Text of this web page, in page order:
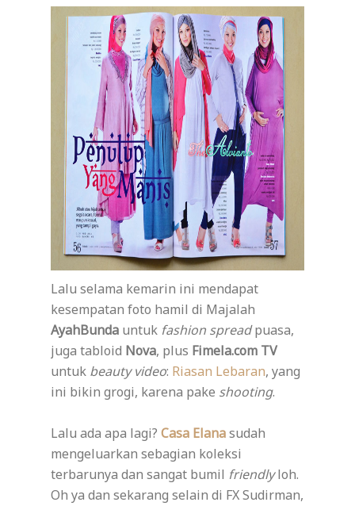
Lalu selama kemarin ini mendapat
kesempatan foto hamil di Majalah
AyahBunda untuk fashion spreadpuasa,
juga tabloid Nova, plus Fimela.com TV
untuk beauty video: Riasan Lebaran, yang
ini bikin grogi, karena pake shooting.
Lalu ada apa lagi? Casa Elanasudah
mengeluarkan sebagian koleksi
terbarunya dan sangat bumil friendlyloh.
Oh ya dan sekarang selain di FX Sudirman,